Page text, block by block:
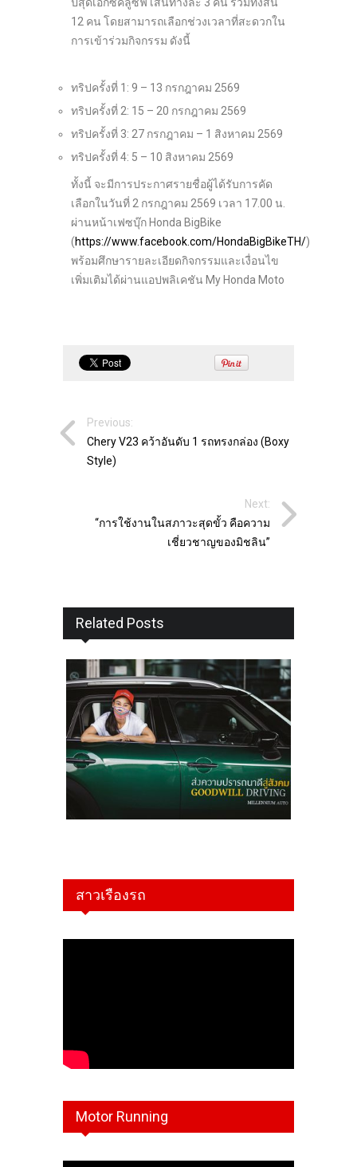
ปสุดเอ็กซ์คลูซีฟ เส้นทางละ 3 คน รวมทั้งสิ้น
12 คน โดยสามารถเลือกช่วงเวลาที่สะดวกใน
การเข้าร่วมกิจกรรม ดังนี้
ทริปครั้งที่ 1: 9 – 13 กรกฎาคม 2569
ทริปครั้งที่ 2: 15 – 20 กรกฎาคม 2569
ทริปครั้งที่ 3: 27 กรกฎาคม – 1 สิงหาคม 2569
ทริปครั้งที่ 4: 5 – 10 สิงหาคม 2569
ทั้งนี้ จะมีการประกาศรายชื่อผู้ได้รับการคัด
เลือกในวันที่ 2 กรกฎาคม 2569 เวลา 17.00 น.
ผ่านหน้าเฟซบุ๊ก Honda BigBike
(https://www.facebook.com/HondaBigBikeTH/)
พร้อมศึกษารายละเอียดกิจกรรมและเงื่อนไข
เพิ่มเติมได้ผ่านแอปพลิเคชัน My Honda Moto
Previous:
Chery V23 คว้าอันดับ 1 รถทรงกล่อง (Boxy
Style)
Next:
“การใช้งานในสภาวะสุดขั้ว คือความ
เชี่ยวชาญของมิชลิน”
Related Posts
สาวเรืองรถ
Motor Running